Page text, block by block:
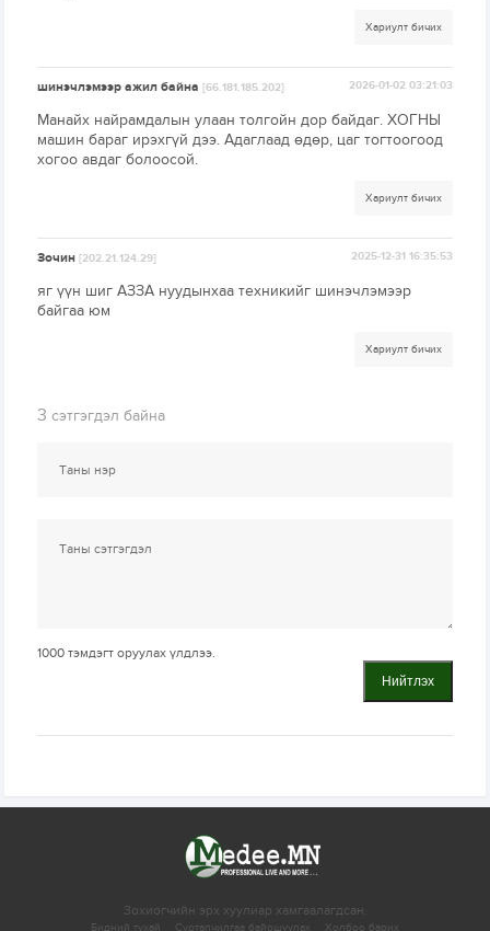
Хариулт бичих
шинэчлэмээр ажил байна[66.181.185.202] 2026-01-02 03:21:03
Манайх найрамдалын улаан толгойн дор байдаг. ХОГНЫ
машин бараг ирэхгүй дээ. Адаглаад өдөр, цаг тогтоогоод
хогоо авдаг болоосой.
Хариулт бичих
Зочин[202.21.124.29] 2025-12-31 16:35:53
яг үүн шиг АЗЗА нуудынхаа техникийг шинэчлэмээр
байгаа юм
Хариулт бичих
3 сэтгэгдэл байна
1000 тэмдэгт оруулах үлдлээ.
Нийтлэх
Зохиогчийн эрх хуулиар хамгаалагдсан.
Бидний тухай Сурталчилгаа байршуулах Холбоо барих